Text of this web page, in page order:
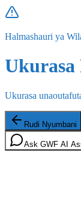
Halmashauri ya
Ukurasa
Rudi Nyumbani
Ask GWF AI